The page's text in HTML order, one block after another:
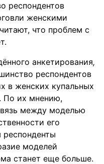
респондентов
женскими
что проблем с
анкетирования,
респондентов
в женских купальных
По их мнению,
между моделью
его
моделей
станет еще больше.